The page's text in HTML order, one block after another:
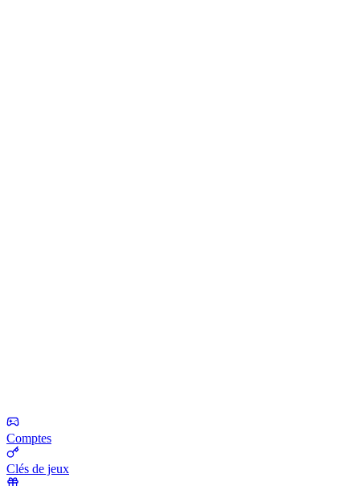
Comptes
Clés de jeux